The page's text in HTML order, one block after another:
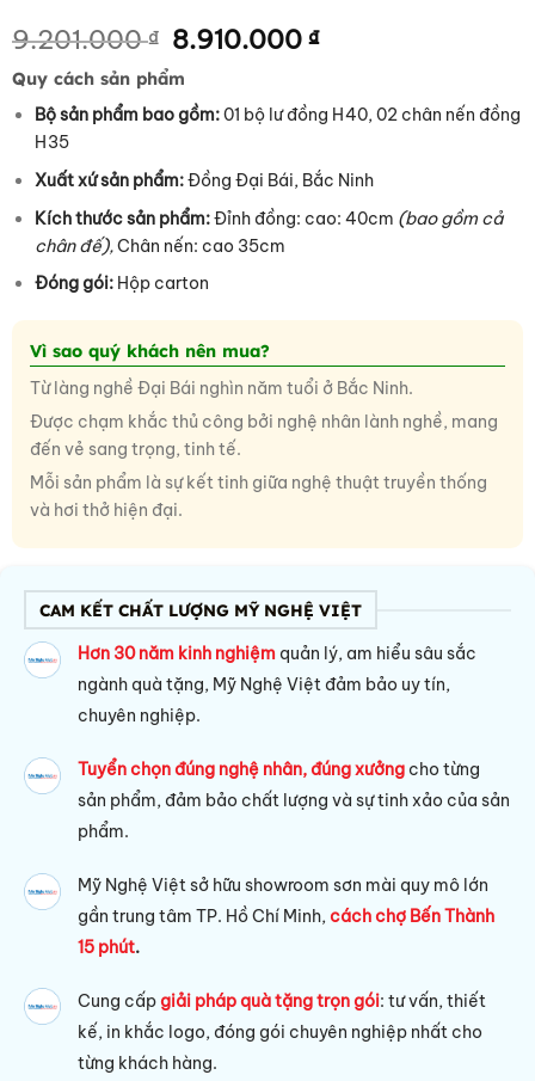
9.201.000₫ Giá
là:
9.201.000 ₫.
8.910.000₫Giá
là:
Quy cách sản phẩm
Bộ sản phẩm bao gồm:01 bộ lư đồng H40, 02 chân nến đồng
H35
Xuất xứ sản phẩm:Đồng Đại Bái, Bắc Ninh
Kích thước sản phẩm:Đỉnh đồng: cao: 40cm (bao gồm cả
chân đế),Chân nến: cao 35cm
Đóng gói:Hộp carton
Vì sao quý khách nên mua?
Từ làng nghề Đại Bái nghìn năm tuổi ở Bắc Ninh.
Được chạm khắc thủ công bởi nghệ nhân lành nghề, mang
đến vẻ sang trọng, tinh tế.
Mỗi sản phẩm là sự kết tinh giữa nghệ thuật truyền thống
và hơi thở hiện đại.
CAM KẾT CHẤT LƯỢNG MỸ NGHỆ VIỆT
Hơn 30 năm kinh nghiệm quản lý, am hiểu sâu sắc
ngành quà tặng, Mỹ Nghệ Việt đảm bảo uy tín,
chuyên nghiệp.
Tuyển chọn đúng nghệ nhân, đúng xưởng cho từng
sản phẩm, đảm bảo chất lượng và sự tinh xảo của sản
phẩm.
Mỹ Nghệ Việt sở hữu showroom sơn mài quy mô lớn
gần trung tâm TP. Hồ Chí Minh,cách chợ Bến Thành
15 phút.
Cung cấpgiải pháp quà tặng trọn gói: tư vấn, thiết
kế, in khắc logo, đóng gói chuyên nghiệp nhất cho
từng khách hàng.